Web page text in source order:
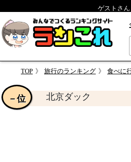
ゲストさん
TOP 旅行のランキング 食べに行き
北京ダック
－位